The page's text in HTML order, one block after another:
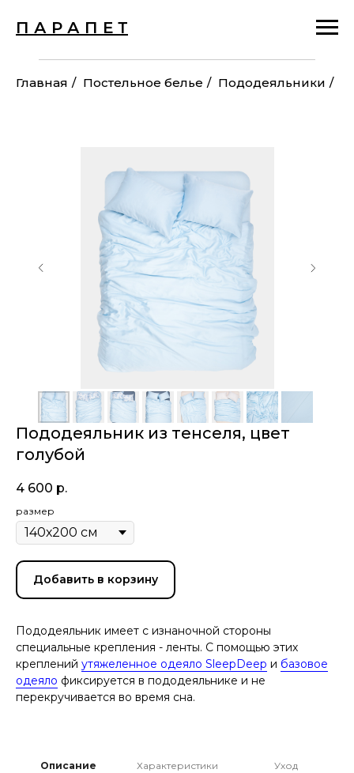
П А Р А П Е Т
Главная / Постельное белье / Пододеяльники /
Пододеяльник из тенселя, цвет
голубой
4 600 р.
размер
Добавить в корзину
Пододеяльник имеет с изнаночной стороны
специальные крепления - ленты. С помощью этих
креплений утяжеленное одеяло SleepDeep и базовое
одеяло фиксируется в пододеяльнике и не
перекручивается во время сна.
Описание Характеристики Уход